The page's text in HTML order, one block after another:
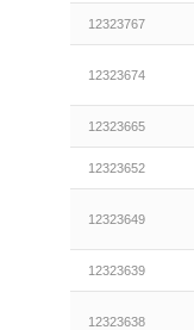
12323767
12323674
12323665
12323652
12323649
12323639
12323638